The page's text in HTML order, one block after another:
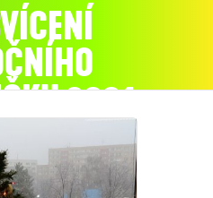
2021
vánočního stromečku 2021